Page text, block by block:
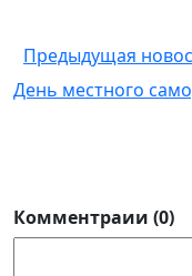
Предыдущая
День местного
Комментраии (0)